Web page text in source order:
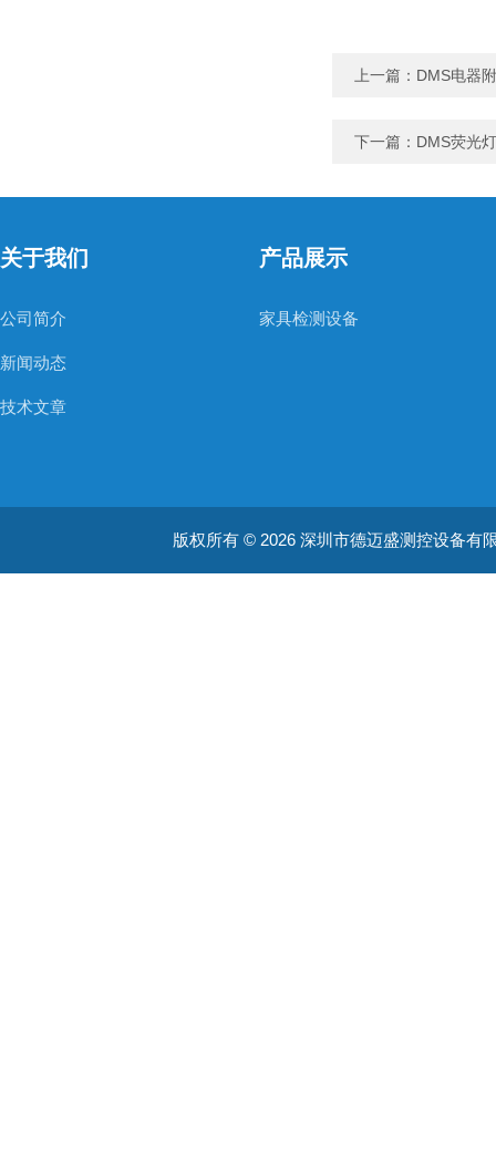
上一篇： DMS电器
下一篇： DMS荧光
关于我们
公司简介
新闻动态
技术文章
产品展示
家具检测设备
版权所有 © 2026 深圳市德迈盛测控设备